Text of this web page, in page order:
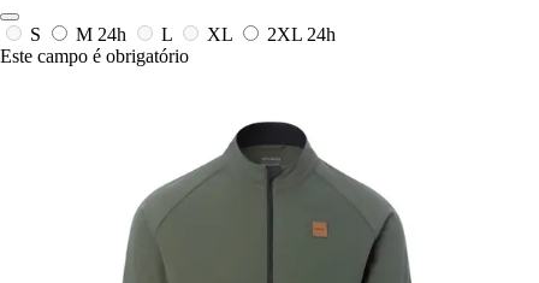
S M 24h L XL 2XL 24h
Este campo é obrigatório